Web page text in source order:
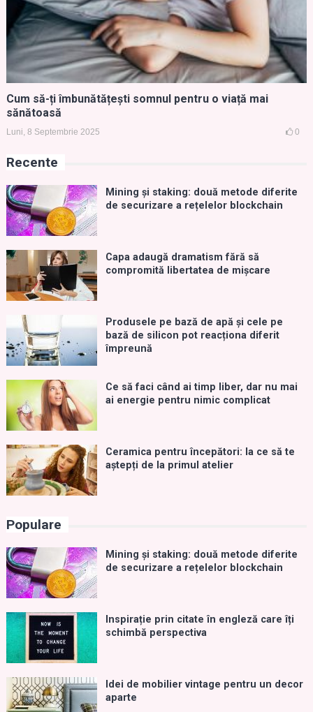
Cum să-ți îmbunătățești somnul pentru o viață mai
sănătoasă
Luni, 8 Septembrie 2025 0
Recente
Mining și staking: două metode diferite
de securizare a rețelelor blockchain
Capa adaugă dramatism fără să
compromită libertatea de mișcare
Produsele pe bază de apă și cele pe
bază de silicon pot reacționa diferit
împreună
Ce să faci când ai timp liber, dar nu mai
ai energie pentru nimic complicat
Ceramica pentru începători: la ce să te
aștepți de la primul atelier
Populare
Mining și staking: două metode diferite
de securizare a rețelelor blockchain
Inspirație prin citate în engleză care îți
schimbă perspectiva
Idei de mobilier vintage pentru un decor
aparte